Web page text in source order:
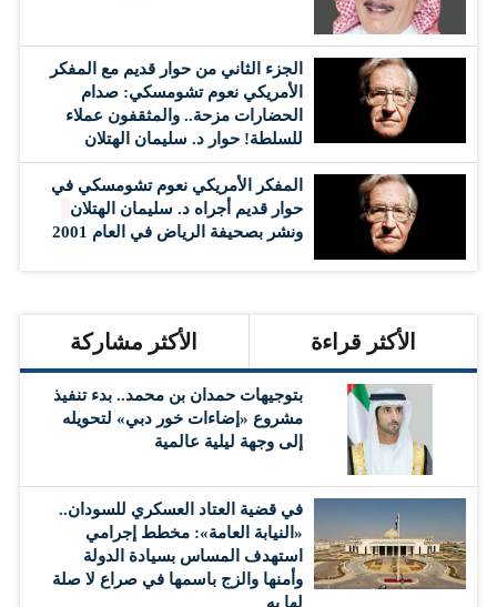
الجزء الثاني من حوار قديم مع المفكر
الأمريكي نعوم تشومسكي: صدام
الحضارات مزحة.. والمثقفون عملاء
للسلطة! حوار د. سليمان الهتلان
المفكر الأمريكي نعوم تشومسكي في
حوار قديم أجراه د. سليمان الهتلان
ونشر بصحيفة الرياض في العام 2001
الأكثر قراءة الأكثر مشاركة
بتوجيهات حمدان بن محمد.. بدء تنفيذ
مشروع «إضاءات خور دبي» لتحويله
إلى وجهة ليلية عالمية
في قضية العتاد العسكري للسودان..
«النيابة العامة»: مخطط إجرامي
استهدف المساس بسيادة الدولة
وأمنها والزج باسمها في صراع لا صلة
لها به